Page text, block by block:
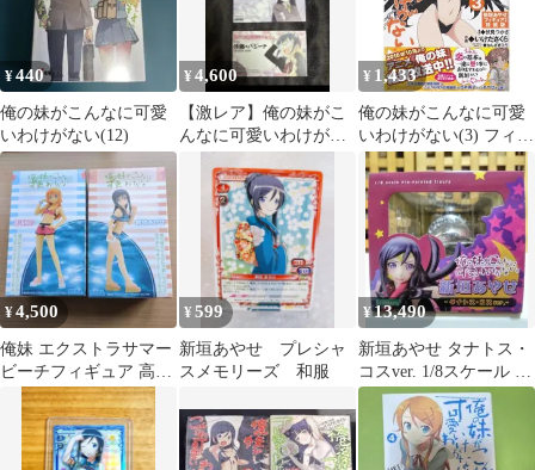
¥440
俺の妹がこんなに可愛
いわけがない(12)
¥4,600
【激レア】俺の妹がこ
んなに可愛いわけがな
セット
¥ 1,433
俺の妹がこんなに可愛
いわけがない(3) フィギ
ュア「にいてんごあや
せ」付 特装版 (電撃コ
ミックス)
¥4,500
俺妹 エクストラサマー
ビーチフィギュア 高坂
桐乃＆新垣あやせ 2体
セット
¥599
新垣あやせ プレシャ
スメモリーズ 和服
¥13,490
新垣あやせ タナトス・
コスver. 1/8スケール フ
ィギュア